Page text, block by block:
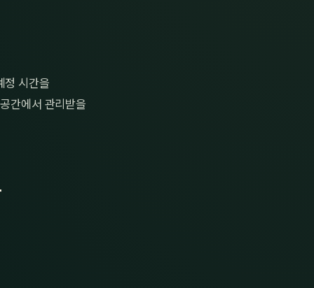
정 시간을
간에서 관리받을